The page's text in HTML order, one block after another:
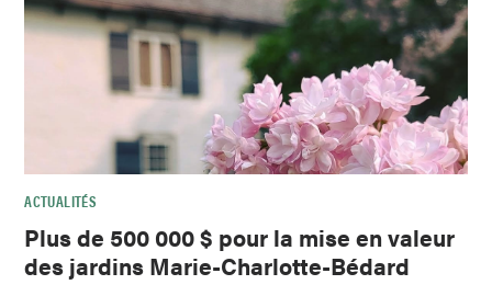
ACTUALITÉS
Plus de 500 000 $ pour la mise en valeur
des jardins Marie-Charlotte-Bédard